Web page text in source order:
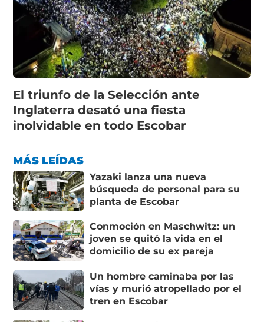
El triunfo de la Selección ante
Inglaterra desató una fiesta
inolvidable en todo Escobar
MÁS LEÍDAS
Yazaki lanza una nueva
búsqueda de personal para su
planta de Escobar
Conmoción en Maschwitz: un
joven se quitó la vida en el
domicilio de su ex pareja
Un hombre caminaba por las
vías y murió atropellado por el
tren en Escobar